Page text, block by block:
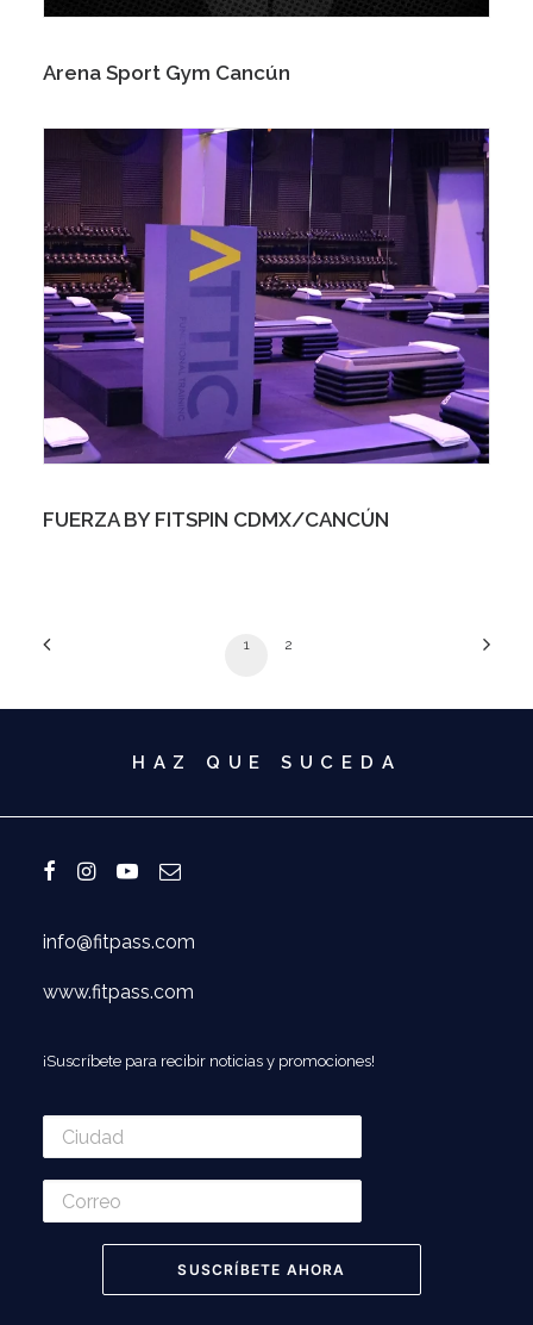
Arena Sport Gym Cancún
FUERZA BY FITSPIN CDMX/CANCÚN
1 2
HAZ QUE SUCEDA
info@fitpass.com
www.fitpass.com
¡Suscríbete para recibir noticias y promociones!